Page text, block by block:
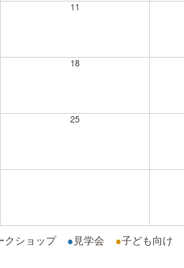
11
18
25
クショップ ● 見学会 ●子ども向け